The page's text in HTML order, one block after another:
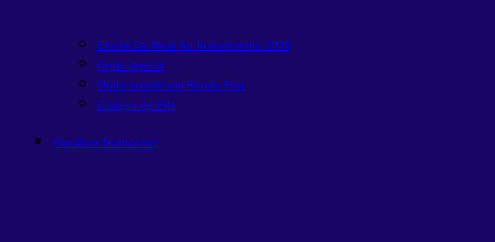
Ebook Da Meta Ao Investimento 2026
Onde investir
Onde investir em Renda Fixa
Carteira de FIIs
Planilhas financeiras